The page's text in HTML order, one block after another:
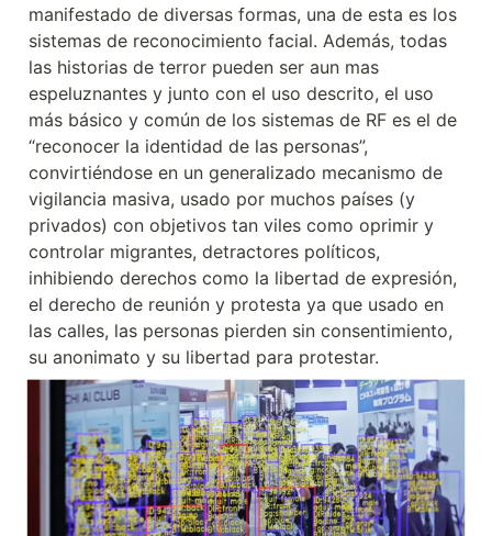
manifestado de diversas formas, una de esta es los
sistemas de reconocimiento facial. Además, todas
las historias de terror pueden ser aun mas
espeluznantes y junto con el uso descrito, el uso
más básico y común de los sistemas de RF es el de
“reconocer la identidad de las personas”,
convirtiéndose en un generalizado mecanismo de
vigilancia masiva, usado por muchos países (y
privados) con objetivos tan viles como oprimir y
controlar migrantes, detractores políticos,
inhibiendo derechos como la libertad de expresión,
el derecho de reunión y protesta ya que usado en
las calles, las personas pierden sin consentimiento,
su anonimato y su libertad para protestar.